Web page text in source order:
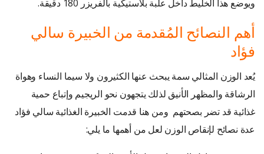
ويوضع هذا الخليط داخل علبة بلاستيكية بالفريزر 180 دقيقة.
أهم النصائح المُقدمة من الخبيرة سالي
فؤاد
يُعد الوزن المثالي سمة يبحث عنها الكثيرون ولا سيما النساء وهواة
الرشاقة والمظهر الأنيق لذلك يتجهون نحو الريجيم وإتباع حمية
غذائية قد تضر بصحتهم ومن هنا قدمت الخبيرة الغذائية سالي فؤاد
عدة نصائح لإنقاص الوزن لعل من أهمها ما يلي: